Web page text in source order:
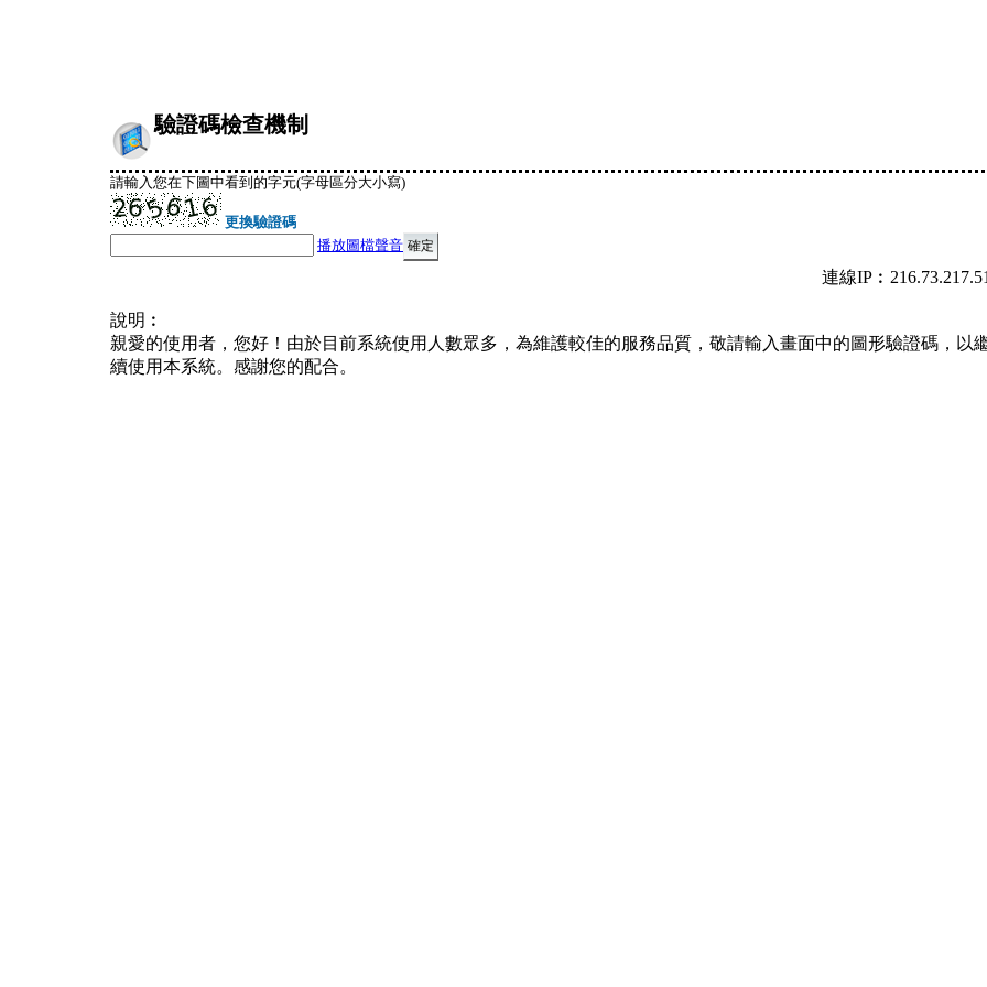
驗證碼檢查機制
請輸入您在下圖中看到的字元(字母區分大小寫)
更換驗證碼
播放圖檔聲音
連線
說明︰
親愛的使用者，您好！由於目前系統使用人數眾多，為維護較佳的服務品質，敬請輸入畫面中的圖形驗證碼，以
續使用本系統。感謝您的配合。